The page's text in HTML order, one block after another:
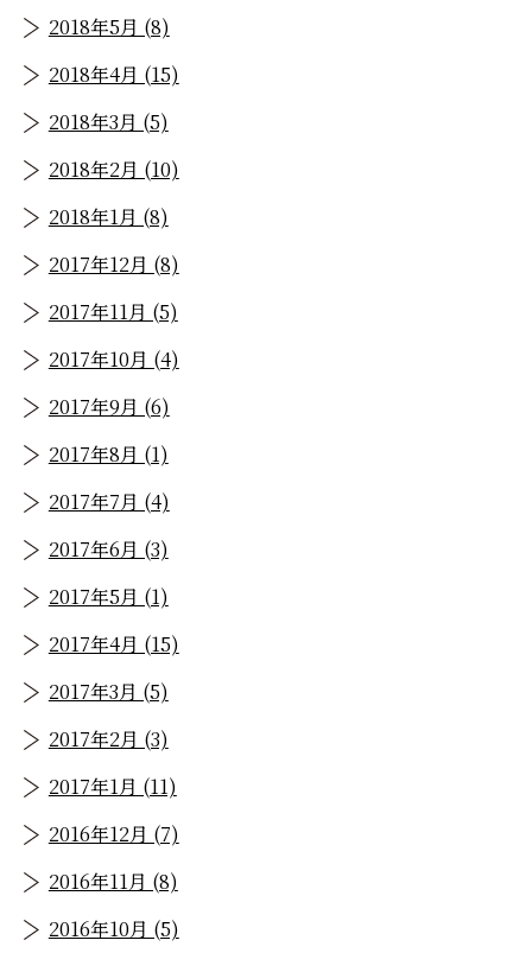
2018年5月 (8)
2018年4月 (15)
2018年3月 (5)
2018年2月 (10)
2018年1月 (8)
2017年12月 (8)
2017年11月 (5)
2017年10月 (4)
2017年9月 (6)
2017年8月 (1)
2017年7月 (4)
2017年6月 (3)
2017年5月 (1)
2017年4月 (15)
2017年3月 (5)
2017年2月 (3)
2017年1月 (11)
2016年12月 (7)
2016年11月 (8)
2016年10月 (5)